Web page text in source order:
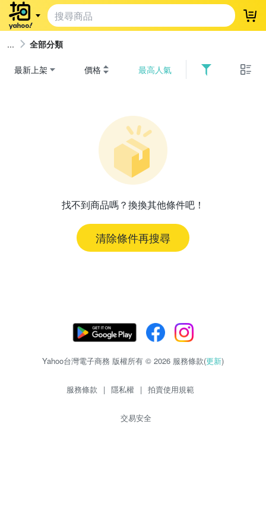
登
全部分類
最新上架 價格 最高人氣
找不到商品嗎？換換其他條件吧！
清除條件再搜尋
Yahoo台灣電子商務 版權所有 © 2026 服務條款(更新)
服務條款 | 隱私權 | 拍賣使用規範
交易安全